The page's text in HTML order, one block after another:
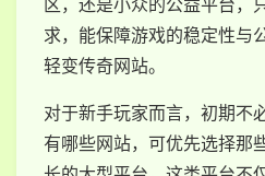
区，还是小众的公益平台，
求，能保障游戏的稳定性与
轻变传奇网站。
对于新手玩家而言，初期不
有哪些网站，可优先选择那